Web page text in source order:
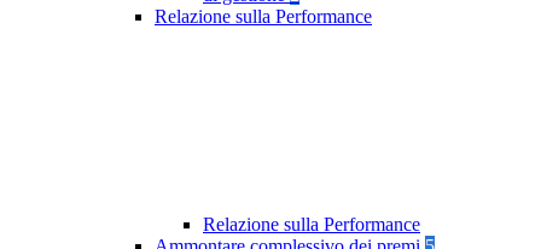
Relazione sulla Performance
Relazione sulla Performance